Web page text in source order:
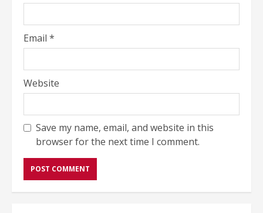
Email *
Website
Save my name, email, and website in this
browser for the next time I comment.